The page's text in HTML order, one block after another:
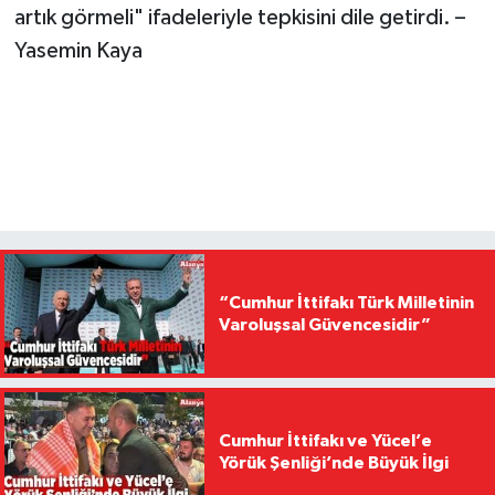
artık görmeli" ifadeleriyle tepkisini dile getirdi. –
Yasemin Kaya
“Cumhur İttifakı Türk Milletinin
Varoluşsal Güvencesidir”
Cumhur İttifakı ve Yücel’e
Yörük Şenliği’nde Büyük İlgi